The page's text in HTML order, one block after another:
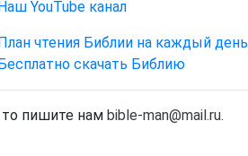
YouTube канал
чтения Библии на каждый день
скачать Библию
пишите нам bible-man@mail.ru.